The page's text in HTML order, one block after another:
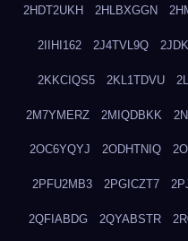
2HDT2UKH 2HLBXGGN
2IIHI162 2J4TVL9Q
2KKCIQS5 2KL1TDVU
2M7YMERZ 2MIQDBKK
2OC6YQYJ 2ODHTNIQ
2PFU2MB3 2PGICZT7
2QFIABDG 2QYABSTR